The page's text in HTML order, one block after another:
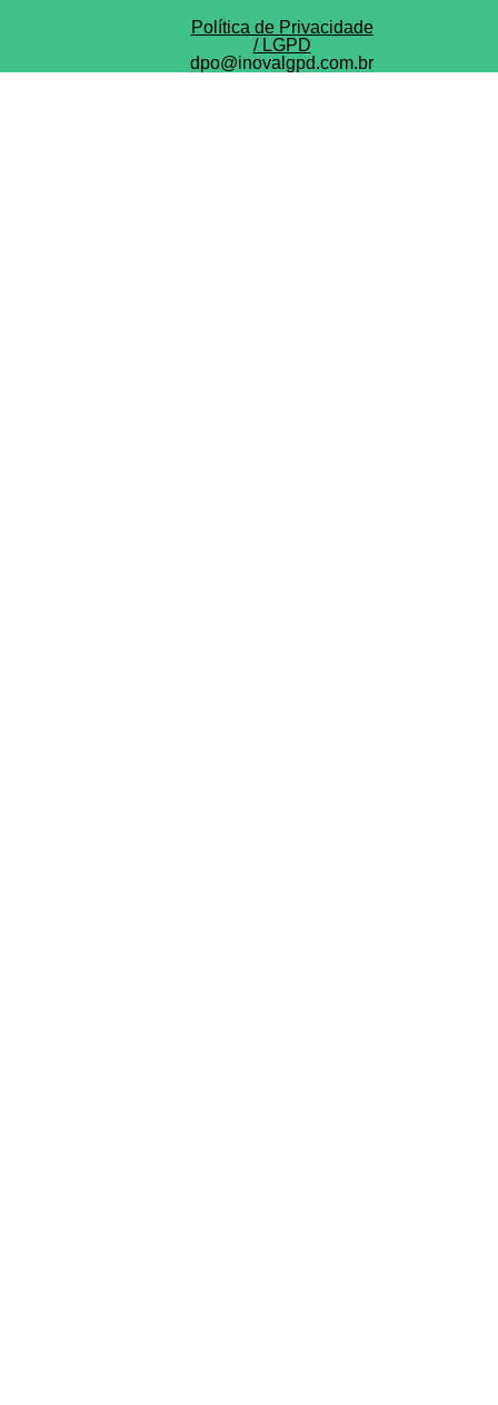
Política de Privacidade
/ LGPD
dpo@inovalgpd.com.br